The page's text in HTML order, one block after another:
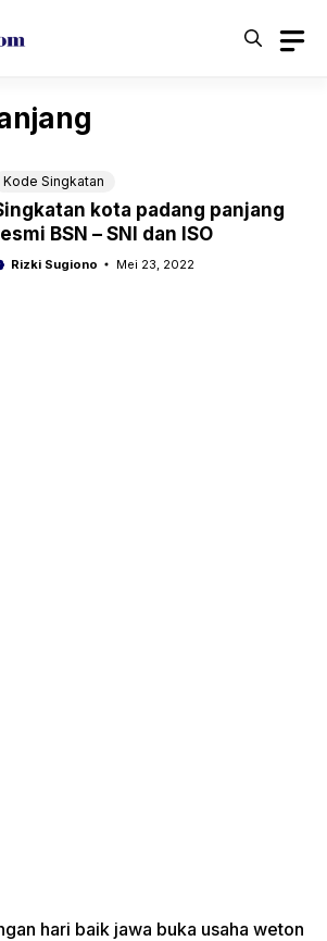
Kode Singkatan
kota padang panjang
BSN – SNI dan ISO
Rizki Sugiono Mei 23, 2022
hari baik jawa buka usaha weton